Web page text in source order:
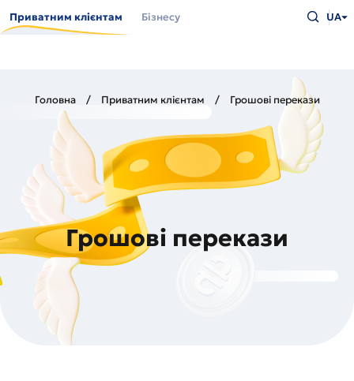
до
основного
Приватним клієнтам Бізнесу
що
UA
Головна Приватним клієнтам Грошові перекази
Грошові перекази